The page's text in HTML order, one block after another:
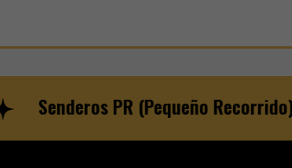
Senderos PR (Pequeño Recorrido)